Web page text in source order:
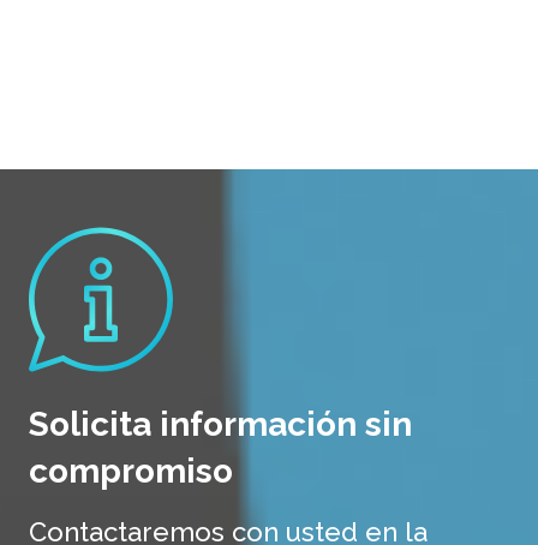
Solicita información sin
compromiso
Contactaremos con usted en la